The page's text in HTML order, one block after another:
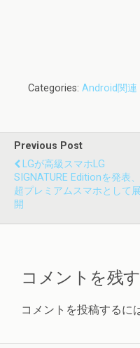
Categories: Android関連
Previous Post
LGが高級スマホLG
SIGNATURE Editionを発表、
超プレミアムスマホとして展
開
コメントを残す
コメントを投稿するに